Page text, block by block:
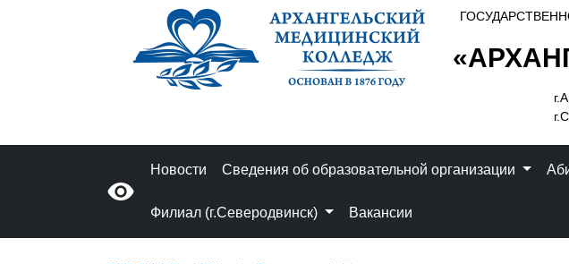
Новости Сведения об образовательной организации
Филиал (г.Северодвинск) Вакансии